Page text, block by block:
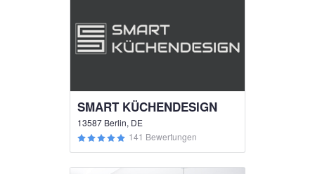
SMART KÜCHENDESIGN
13587 Berlin, DE
141 Bewertungen